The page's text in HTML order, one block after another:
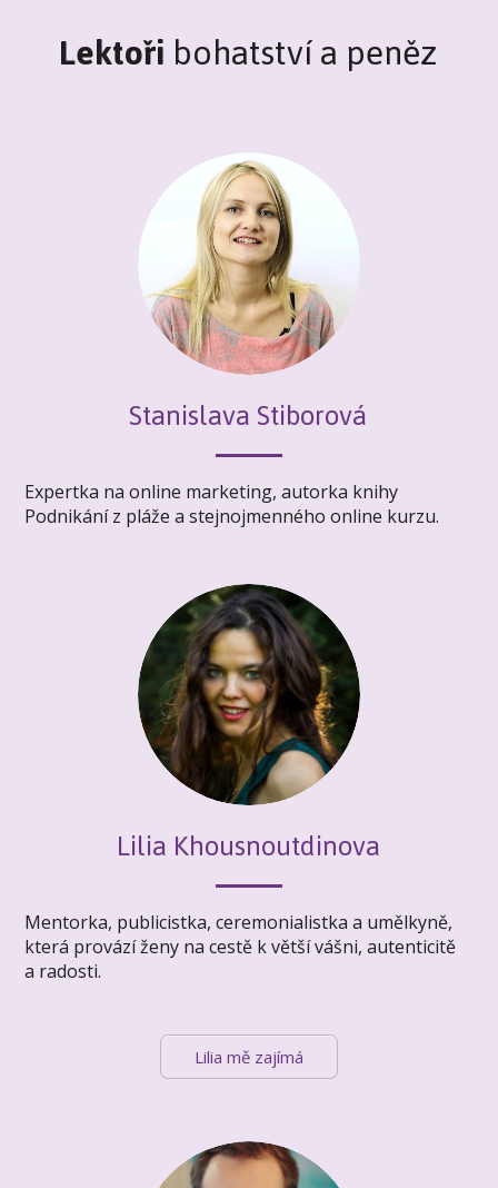
Lektořibohatství a peněz
Stanislava Stiborová
Expertka na online marketing, autorka knihy
Podnikání z pláže a stejnojmenného online kurzu.
Lilia Khousnoutdinova
Mentorka, publicistka, ceremonialistka a umělkyně,
která provází ženy na cestě k větší vášni, autenticitě
a radosti.
Lilia mě zajímá